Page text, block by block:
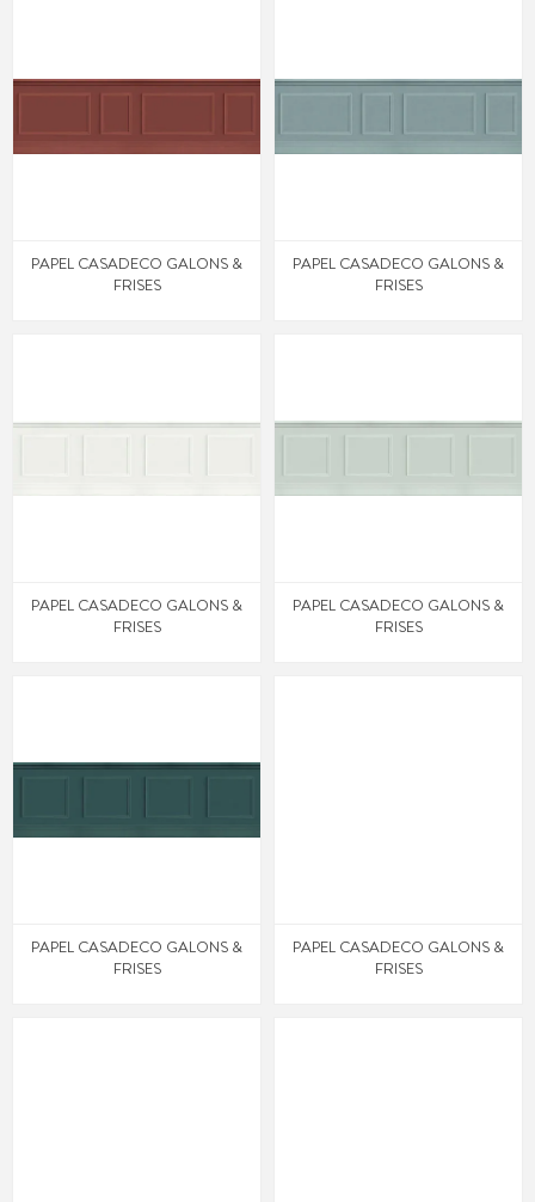
PAPEL CASADECO GALONS &
FRISES
PAPEL CASADECO GALONS &
FRISES
PAPEL CASADECO GALONS &
FRISES
PAPEL CASADECO GALONS &
FRISES
PAPEL CASADECO GALONS &
FRISES
PAPEL CASADECO GALONS &
FRISES